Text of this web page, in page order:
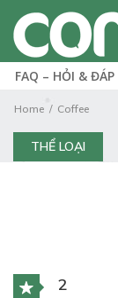
FAQ – HỎI & ĐÁP
Home Coffee
THỂ LOẠI
2